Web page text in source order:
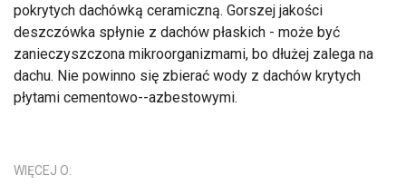
pokrytych dachówką ceramiczną. Gorszej jakości
deszczówka spłynie z dachów płaskich - może być
zanieczyszczona mikroorganizmami, bo dłużej zalega na
dachu. Nie powinno się zbierać wody z dachów krytych
płytami cementowo--azbestowymi.
WIĘCEJ O: